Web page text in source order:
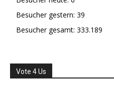
Besucher gestern: 39
Besucher gesamt: 333.189
Vote 4 Us